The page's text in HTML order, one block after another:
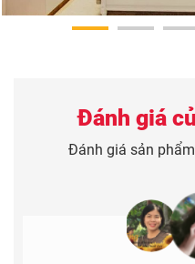
Đánh giá
Đánh giá sản